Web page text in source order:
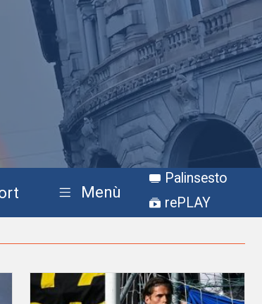
Menù
Palinsesto
rePLAY